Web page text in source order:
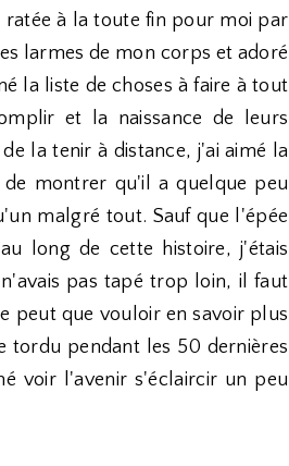
à la toute fin pour moi par
larmes de mon corps et adoré
la liste de choses à faire à tout
et la naissance de leurs
la tenir à distance, j'ai aimé la
montrer qu'il a quelque peu
malgré tout. Sauf que l'épée
long de cette histoire, j'étais
pas tapé trop loin, il faut
peut que vouloir en savoir plus
tordu pendant les 50 dernières
voir l'avenir s'éclaircir un peu